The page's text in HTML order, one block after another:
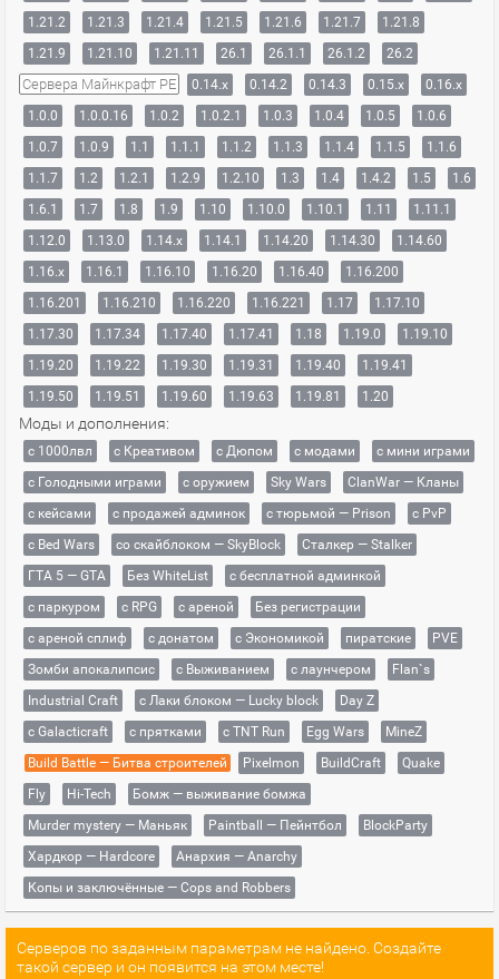
1.21.2
1.21.3 1.21.4 1.21.5 1.21.6 1.21.7
1.21.8
1.21.9
1.21.10 1.21.11 26.1 26.1.1 26.1.2 26.2
Сервера Майнкрафт PE 0.14.x 0.14.2 0.14.3 0.15.x
0.16.x
1.0.0
1.0.0.16 1.0.2 1.0.2.1 1.0.3 1.0.4 1.0.5
1.0.6
1.0.7
1.0.9 1.1 1.1.1 1.1.2 1.1.3 1.1.4 1.1.5
1.1.6
1.1.7
1.2 1.2.1 1.2.9 1.2.10 1.3 1.4 1.4.2 1.5
1.6
1.6.1
1.7 1.8 1.9 1.10 1.10.0 1.10.1 1.11
1.11.1
1.12.0
1.13.0 1.14.x 1.14.1 1.14.20 1.14.30
1.14.60
1.16.x
1.16.1 1.16.10 1.16.20 1.16.40
1.16.200
1.16.201
1.16.210 1.16.220 1.16.221 1.17
1.17.10
1.17.30
1.17.34 1.17.40 1.17.41 1.18 1.19.0
1.19.10
1.19.20
1.19.22 1.19.30 1.19.31 1.19.40
1.19.41
1.19.50
1.19.51 1.19.60 1.19.63 1.19.81 1.20
Моды и дополнения:
с 1000лвл c Креативом с Дюпом с модами
с мини играми
с Голодными играми
с оружием Sky Wars
ClanWar — Кланы
с кейсами
с продажей админок с тюрьмой — Prison
с PvP
с Bed Wars
со скайблоком — SkyBlock
Сталкер — Stalker
ГТА 5 — GTA
Без WhiteList
с бесплатной админкой
с паркуром
с RPG с ареной
Без регистрации
с ареной сплиф
с донатом с Экономикой пиратские
PVE
Зомби апокалипсис
с Выживанием с лаунчером
Flan`s
Industrial Craft
с Лаки блоком — Lucky block
Day Z
с Galacticraft
с прятками с TNT Run Egg Wars
MineZ
Build Battle — Битва строителей
Pixelmon BuildCraft
Quake
Fly
Hi-Tech
Бомж — выживание бомжа
Murder mystery — Маньяк
Paintball — Пейнтбол
BlockParty
Хардкор — Hardcore
Анархия — Anarchy
Копы и заключённые — Cops and Robbers
Серверов по заданным параметрам не найдено. Создайте
такой сервер и он появится на этом месте!